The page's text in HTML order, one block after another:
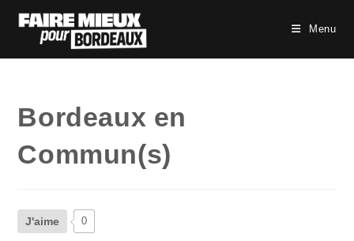
Menu
Bordeaux en
Commun(s)
J'aime 0